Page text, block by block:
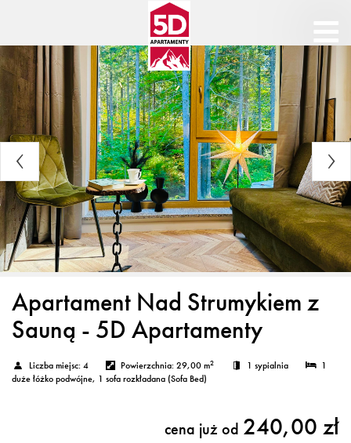
Apartament Nad Strumykiem z
Sauną - 5D Apartamenty
Liczba miejsc: 4 Powierzchnia:29,00 m2 1 sypialnia
1
duże łóżko podwójne, 1 sofa rozkładana (Sofa Bed)
cena już od 240,00 zł